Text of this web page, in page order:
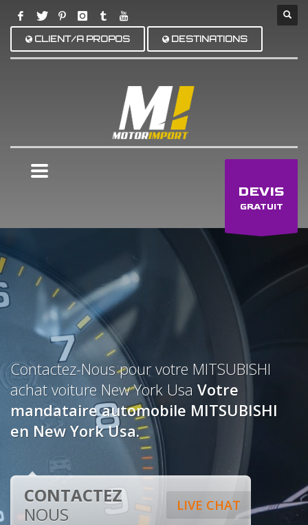
CLIENT/A PROPOS DESTINATIONS
DEVIS
GRATUIT
Contactez-Nous pour votre MITSUBISHI
achat voiture New York Usa Votre
mandataire automobile MITSUBISHI
en New York Usa.
LIVE CHAT
CONTACTEZ
NOUS